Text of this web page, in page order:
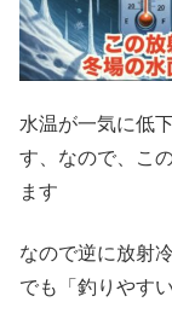
水温が一気に低
す、なので、こ
ます
なので逆に放射
でも「釣りやす